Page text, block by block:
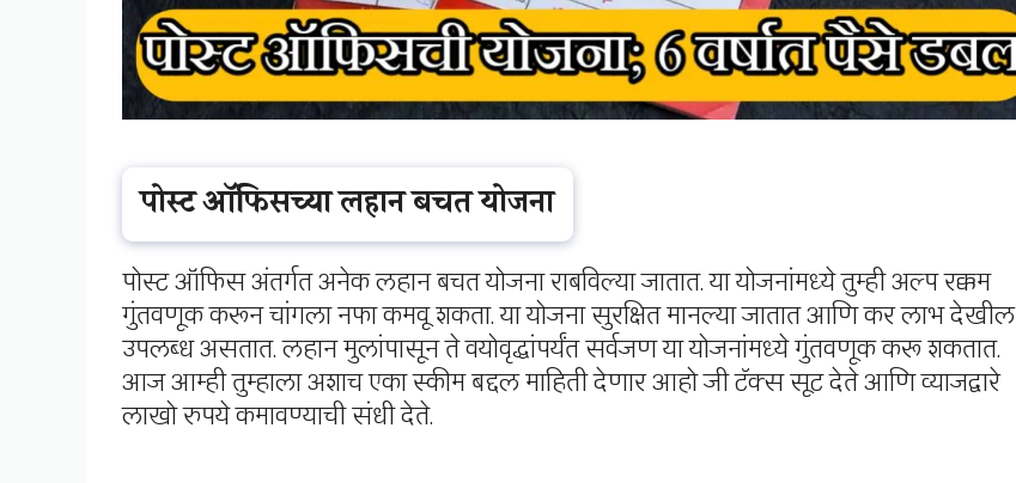
पोस्ट ऑफिसच्या लहान बचत योजना
पोस्ट ऑफिस अंतर्गत अनेक लहान बचत योजना राबविल्या जातात. या योजनांमध्ये तुम्ही अल्प रक्कम
गुंतवणूक करून चांगला नफा कमवू शकता. या योजना सुरक्षित मानल्या जातात आणि कर लाभ देखील
उपलब्ध असतात. लहान मुलांपासून ते वयोवृद्धांपर्यंत सर्वजण या योजनांमध्ये गुंतवणूक करू शकतात.
आज आम्ही तुम्हाला अशाच एका स्कीम बद्दल माहिती देणार आहो जी टॅक्स सूट देते आणि व्याजद्वारे
लाखो रुपये कमावण्याची संधी देते.